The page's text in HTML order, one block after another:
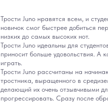
Трости Juno нравятся всем, и
новичок смог быстрее добиться
низких до самых высоких нот.
Трости Juno идеальны для
приносит больше удовольствия. А
играть.
Трости Juno рассчитаны на
тростника, выращенного в
делающий их очень отзывчивыми
прогрессировать. Сразу после